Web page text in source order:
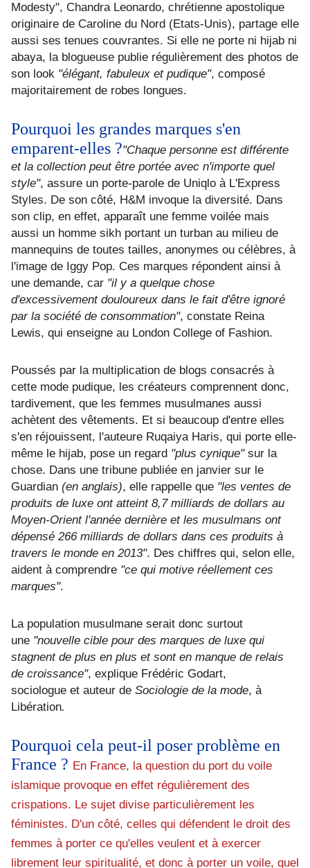
Modesty", Chandra Leonardo, chrétienne apostolique
originaire de Caroline du Nord (Etats-Unis), partage elle
aussi ses tenues couvrantes. Si elle ne porte ni hijab ni
abaya, la blogueuse publie régulièrement des photos de
son look "élégant, fabuleux et pudique", composé
majoritairement de robes longues.
Pourquoi les grandes marques s'en
emparent-elles ?"Chaque personne est différente
et la collection peut être portée avec n'importe quel
style", assure un porte-parole de Uniqlo à L'Express
Styles. De son côté, H&M invoque la diversité. Dans
son clip, en effet, apparaît une femme voilée mais
aussi un homme sikh portant un turban au milieu de
mannequins de toutes tailles, anonymes ou célèbres, à
l'image de Iggy Pop. Ces marques répondent ainsi à
une demande, car "il y a quelque chose
d'excessivement douloureux dans le fait d'être ignoré
par la société de consommation", constate Reina
Lewis, qui enseigne au London College of Fashion.
Poussés par la multiplication de blogs consacrés à
cette mode pudique, les créateurs comprennent donc,
tardivement, que les femmes musulmanes aussi
achètent des vêtements. Et si beaucoup d'entre elles
s'en réjouissent, l'auteure Ruqaiya Haris, qui porte elle-
même le hijab, pose un regard "plus cynique"sur la
chose. Dans une tribune publiée en janvier sur le
Guardian (en anglais), elle rappelle que "les ventes de
produits de luxe ont atteint 8,7 milliards de dollars au
Moyen-Orient l'année dernière et les musulmans ont
dépensé 266 milliards de dollars dans ces produits à
travers le monde en 2013". Des chiffres qui, selon elle,
aident à comprendre "ce qui motive réellement ces
marques".
La population musulmane serait donc surtout
une "nouvelle cible pour des marques de luxe qui
stagnent de plus en plus et sont en manque de relais
de croissance", explique Frédéric Godart,
sociologue et auteur de Sociologie de la mode, à
Libération.
Pourquoi cela peut-il poser problème en
France ? En France, la question du port du voile
islamique provoque en effet régulièrement des
crispations. Le sujet divise particulièrement les
féministes. D'un côté, celles qui défendent le droit des
femmes à porter ce qu'elles veulent et à exercer
librement leur spiritualité, et donc à porter un voile, quel